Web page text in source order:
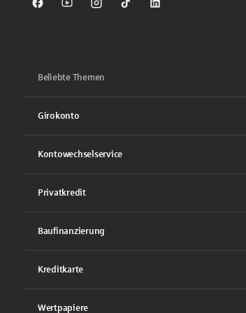
Sparkasse auf Facebook
Sparkasse auf Youtube
Sparkasse auf Instagram
Sparkasse auf TikTok
Sparkasse auf LinkedIn
Beliebte Themen
Girokonto
Kontowechselservice
Privatkredit
Baufinanzierung
Kreditkarte
Wertpapiere